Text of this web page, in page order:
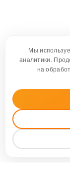
Мы
аналитики.
на